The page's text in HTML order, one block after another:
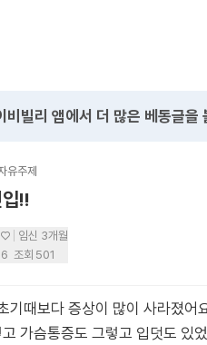
비빌리 앱에서 더 많은 베동글을
유주제
!!
♡
임신 3개월
조회 501
기때보다 증상이 많이 사라졌어
가슴통증도 그렇고 입덧도 있